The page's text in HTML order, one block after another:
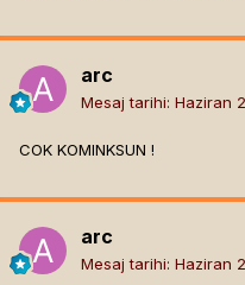
arc
Mesaj tarihi: Haziran
COK KOMINKSUN !
arc
Mesaj tarihi: Haziran